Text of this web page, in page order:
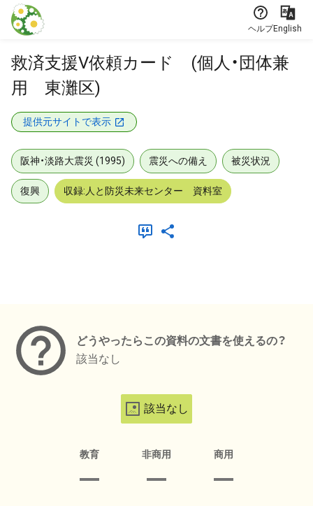
本文に飛ぶ
ヘルプEnglish
救済支援V依頼カード (個人・団体兼
用 東灘区)
提供元サイトで表示
阪神・淡路大震災 (1995) 震災への備え 被災状況
復興 収録:人と防災未来センター 資料室
どうやったらこの資料の文書を使えるの？
該当なし
該当なし
教育 非商用 商用